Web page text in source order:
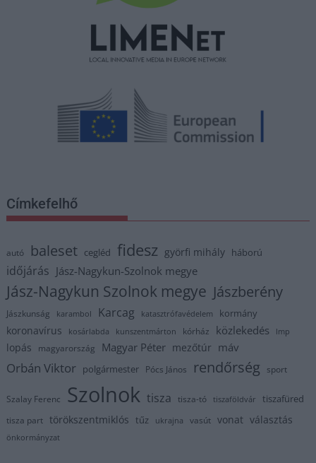
Címkefelhő
autó baleset cegléd fidesz györfi mihály háború
időjárás Jász-Nagykun-Szolnok megye
Jász-Nagykun Szolnok megye Jászberény
Jászkunság karambol Karcag katasztrófavédelem kormány
koronavírus kosárlabda kunszentmárton kórház közlekedés lmp
lopás magyarország Magyar Péter mezőtúr máv
Orbán Viktor polgármester Pócs János rendőrség sport
Szalay Ferenc Szolnok tisza tisza-tó tiszaföldvár tiszafüred
tisza part törökszentmiklós tűz ukrajna vasút vonat választás
önkormányzat